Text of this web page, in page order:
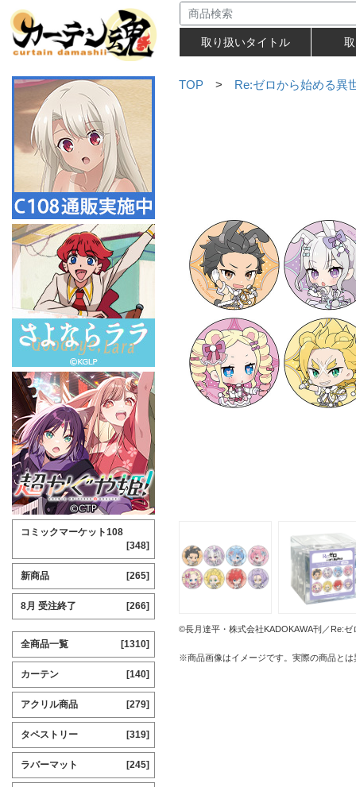
取り扱いタイトル
TOP > Re:ゼロから始める異
©長月達平・株式会社KADOKAWA刊／Re:
※商品画像はイメージです。実際の商品と
コミックマーケット108
[348]
新商品 [265]
8月 受注終了 [266]
全商品一覧 [1310]
カーテン [140]
アクリル商品 [279]
タペストリー [319]
ラバーマット [245]